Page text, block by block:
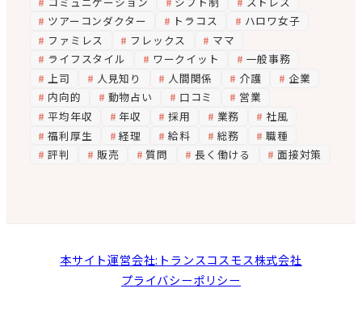
ツアーコンダクター
トラコス
ハロワ女子
ファミレス
フレックス
ママ
ライフスタイル
ワークイット
一般事務
上司
人見知り 人間関係 介護
企業
内向的
動物占い 口コミ
営業
平均年収
年収 採用 業務
社風
福利厚生
経理 給料 総務
職種
評判
販売 質問 長く働ける 面接対策
本サイト運営会社:トランスコスモス株式会社
プライバシーポリシー